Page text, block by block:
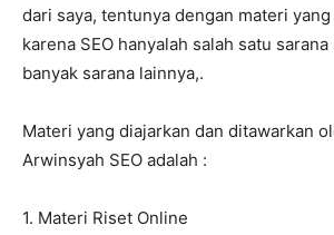
dari saya, tentunya dengan materi
karena SEO hanyalah salah satu sarana
banyak sarana lainnya,.
Materi yang diajarkan dan ditawarkan
Arwinsyah SEO adalah :
1. Materi Riset Online